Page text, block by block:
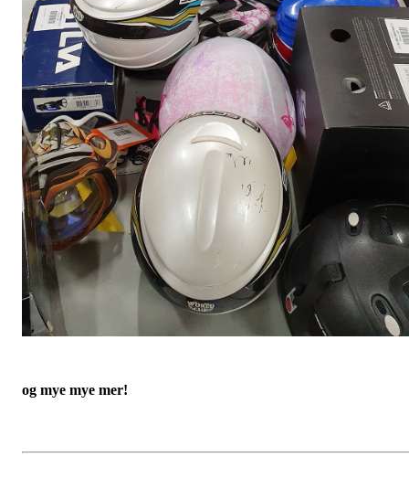
og mye mye mer!